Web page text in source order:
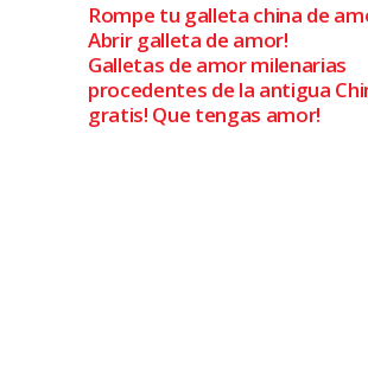
Rompe tu galleta china de
Abrir galleta de amor!
Galletas de amor milenarias
procedentes de la antigua
gratis! Que tengas amor!